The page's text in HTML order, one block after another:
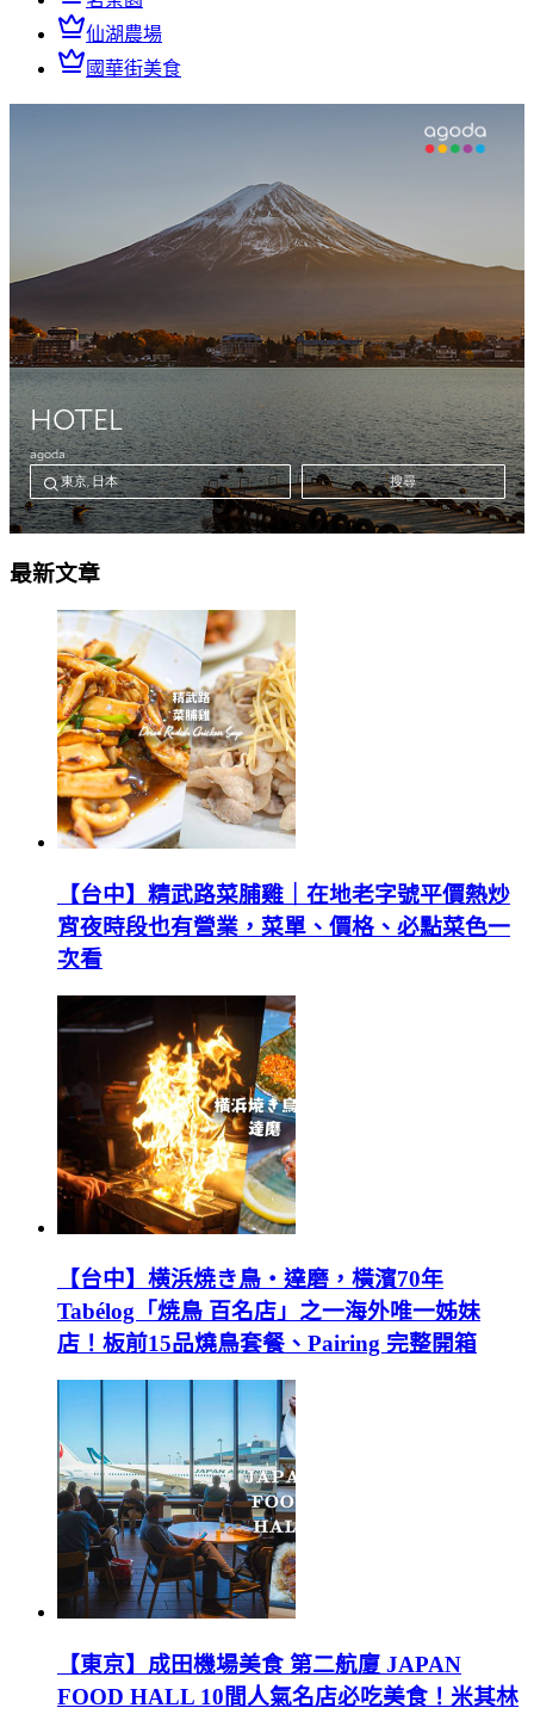
仙湖農場
國華街美食
最新文章
【台中】精武路菜脯雞｜在地老字號平價熱炒
宵夜時段也有營業，菜單、價格、必點菜色一
次看
【台中】横浜焼き鳥‧達磨，橫濱70年
Tabélog「焼鳥 百名店」之一海外唯一姊妹
店！板前15品燒鳥套餐、Pairing 完整開箱
【東京】成田機場美食 第二航廈 JAPAN
FOOD HALL 10間人氣名店必吃美食！米其林